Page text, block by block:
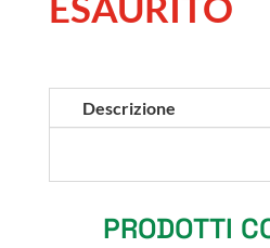
Descrizione
PRODOTTI